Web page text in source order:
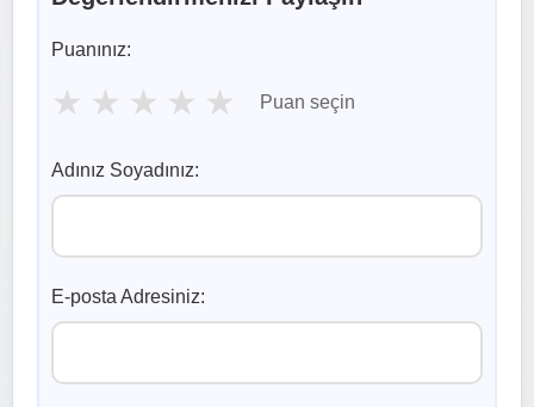
Puanınız:
★ ★ ★ ★ ★ Puan seçin
Adınız Soyadınız:
E-posta Adresiniz: